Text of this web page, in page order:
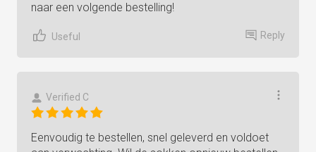
naar een volgende bestelling!
Useful Reply
Verified C
Eenvoudig te bestellen, snel geleverd en voldoet